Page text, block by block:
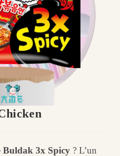
Buldak 3x Spicy ? L’un